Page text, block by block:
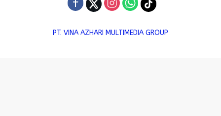
PT. VINA AZHARI MULTIMEDIA GROUP